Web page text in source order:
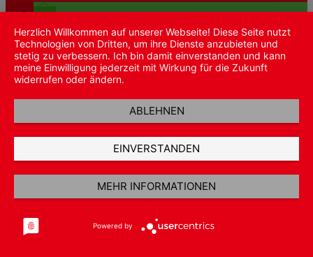
Vertrag wiederrufen
Copyright 2026 © C & H Handelsgesellschaft mbH
Wunschliste
Anmelden / Registrieren
Herzlich Willkommen auf unserer Webseite! Diese Seite nutzt
Technologien von Dritten, um ihre Dienste anzubieten und
stetig zu verbessern. Ich bin damit einverstanden und kann
meine Einwilligung jederzeit mit Wirkung für die Zukunft
widerrufen oder ändern.
ABLEHNEN
EINVERSTANDEN
MEHR INFORMATIONEN
Powered by